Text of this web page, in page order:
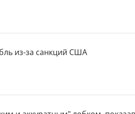
из-за санкций США